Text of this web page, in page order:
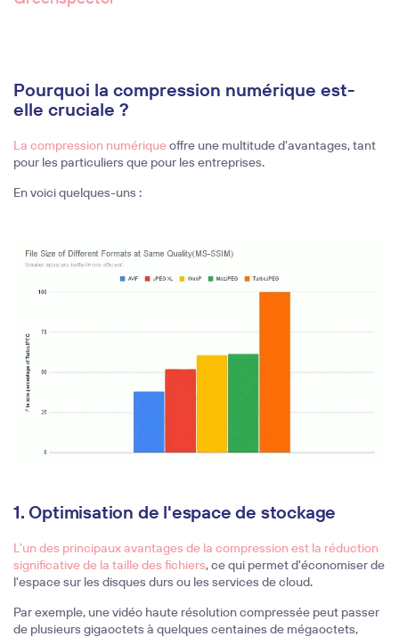
Pourquoi la compression numérique est-
elle cruciale ?
La compression numériqueoffre une multitude d'avantages, tant
pour les particuliers que pour les entreprises.
En voici quelques-uns :
1. Optimisation de l'espace de stockage
L'un des principaux avantages de la compression est la réduction
significative de la taille des fichiers, ce qui permet d'économiser de
l'espace sur les disques durs ou les services de cloud.
Par exemple, une vidéo haute résolution compressée peut passer
de plusieurs gigaoctets à quelques centaines de mégaoctets,